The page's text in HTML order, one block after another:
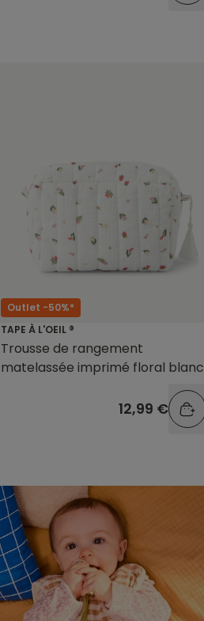
Outlet -50%*
TAPE À L'OEIL ®
Trousse de rangement
matelassée imprimé floral blanc
12,99 €